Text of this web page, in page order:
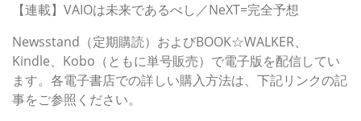
【連載】VAIOは未来であるべし／NeXT=完全予想
Newsstand（定期購読）およびBOOK☆WALKER、
Kindle、Kobo（ともに単号販売）で電子版を配信してい
ます。各電子書店での詳しい購入方法は、下記リンクの記
事をご参照ください。